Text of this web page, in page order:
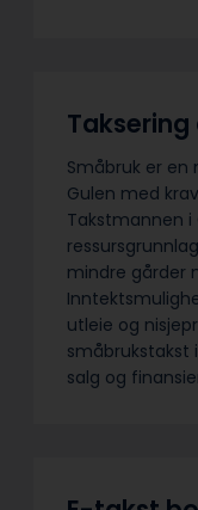
Småbruk er en
Gulen med
Takstmannen
mindre gårder
utleie og
småbrukstakst
salg og